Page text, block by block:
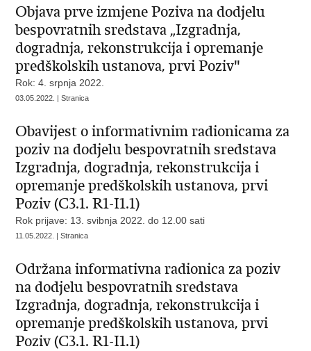
Objava prve izmjene Poziva na dodjelu
bespovratnih sredstava „Izgradnja,
dogradnja, rekonstrukcija i opremanje
predškolskih ustanova, prvi Poziv"
Rok: 4. srpnja 2022.
03.05.2022. | Stranica
Obavijest o informativnim radionicama za
poziv na dodjelu bespovratnih sredstava
Izgradnja, dogradnja, rekonstrukcija i
opremanje predškolskih ustanova, prvi
Poziv (C3.1. R1-I1.1)
Rok prijave: 13. svibnja 2022. do 12.00 sati
11.05.2022. | Stranica
Održana informativna radionica za poziv
na dodjelu bespovratnih sredstava
Izgradnja, dogradnja, rekonstrukcija i
opremanje predškolskih ustanova, prvi
Poziv (C3.1. R1-I1.1)